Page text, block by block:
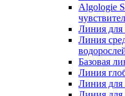
Algologie
Линия для
Линия
Базовая
Линия
Линия